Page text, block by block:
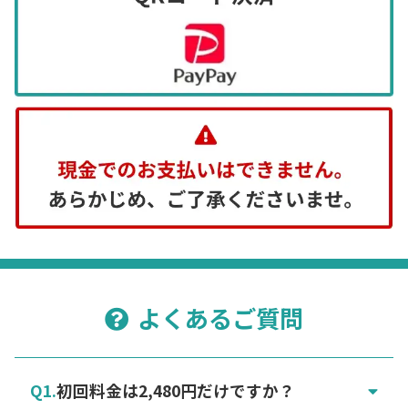
（個人情報を提供することの任意性及び当該
情報を提供しなかった場合にご本人に生じる
個人情報をご提供いただくことは、ご本人の
任意です。
しかし必要な情報の一部をご提供いただけな
い場合には、サービスのご提供ができない場
合がございます。あらかじめご了承くださ
よくあるご質問
初回料金は2,480円だけですか？